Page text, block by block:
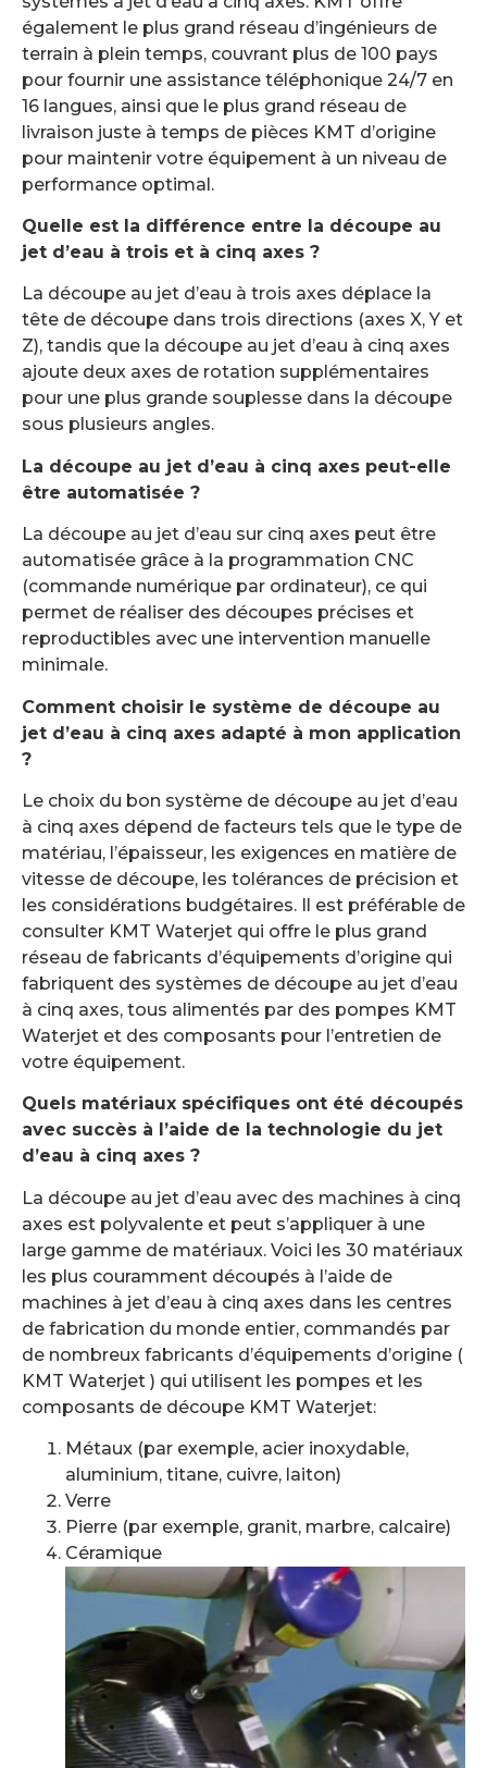
également le plus grand réseau d’ingénieurs de
terrain à plein temps, couvrant plus de 100 pays
pour fournir une assistance téléphonique 24/7 en
16 langues, ainsi que le plus grand réseau de
livraison juste à temps de pièces KMT d’origine
pour maintenir votre équipement à un niveau de
performance optimal.
Quelle est la différence entre la découpe au
jet d’eau à trois et à cinq axes ?
La découpe au jet d’eau à trois axes déplace la
tête de découpe dans trois directions (axes X, Y et
Z), tandis que la découpe au jet d’eau à cinq axes
ajoute deux axes de rotation supplémentaires
pour une plus grande souplesse dans la découpe
sous plusieurs angles.
La découpe au jet d’eau à cinq axes peut-elle
être automatisée ?
La découpe au jet d’eau sur cinq axes peut être
automatisée grâce à la programmation CNC
(commande numérique par ordinateur), ce qui
permet de réaliser des découpes précises et
reproductibles avec une intervention manuelle
minimale.
Comment choisir le système de découpe au
jet d’eau à cinq axes adapté à mon application
?
Le choix du bon système de découpe au jet d’eau
à cinq axes dépend de facteurs tels que le type de
matériau, l’épaisseur, les exigences en matière de
vitesse de découpe, les tolérances de précision et
les considérations budgétaires. Il est préférable de
consulter KMT Waterjet qui offre le plus grand
réseau de fabricants d’équipements d’origine qui
fabriquent des systèmes de découpe au jet d’eau
à cinq axes, tous alimentés par des pompes KMT
Waterjet et des composants pour l’entretien de
votre équipement.
Quels matériaux spécifiques ont été découpés
avec succès à l’aide de la technologie du jet
d’eau à cinq axes ?
La découpe au jet d’eau avec des machines à cinq
axes est polyvalente et peut s’appliquer à une
large gamme de matériaux. Voici les 30 matériaux
les plus couramment découpés à l’aide de
machines à jet d’eau à cinq axes dans les centres
de fabrication du monde entier, commandés par
de nombreux fabricants d’équipements d’origine (
KMT Waterjet ) qui utilisent les pompes et les
composants de découpe KMT Waterjet:
Métaux (par exemple, acier inoxydable,
aluminium, titane, cuivre, laiton)
Verre
Pierre (par exemple, granit, marbre, calcaire)
Céramique